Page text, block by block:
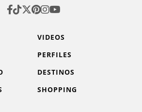
VIDEOS
PERFILES
DESTINOS
SHOPPING